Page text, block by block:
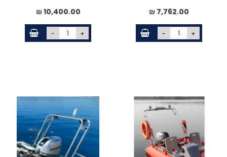
7,762.00 ₪
- +
10,400.00 ₪
- +